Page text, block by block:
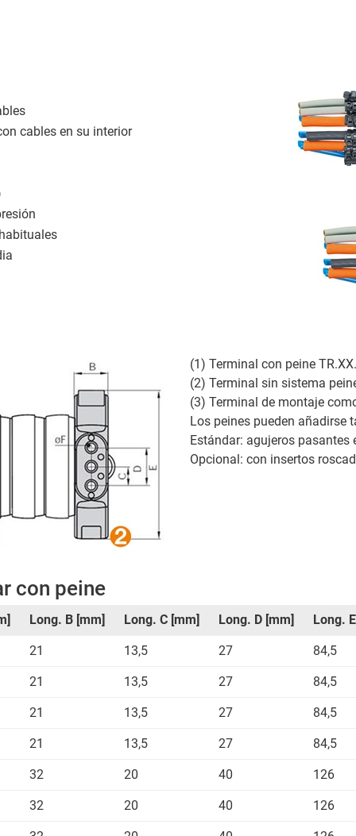
cables en su interior
(1) Terminal con peine
(2) Terminal sin sistema
(3) Terminal de montaje
Los peines pueden añadirse
Estándar: agujeros pasantes
Opcional: con insertos
con peine
Long. B [mm] Long. C [mm] Long. D [mm] Long.
21 13,5 27 84,5
21 13,5 27 84,5
21 13,5 27 84,5
21 13,5 27 84,5
32 20 40 126
32 20 40 126